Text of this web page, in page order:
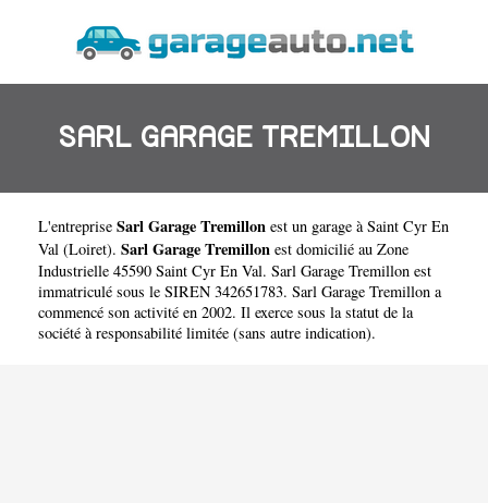
SARL GARAGE TREMILLON
L'entreprise Sarl Garage Tremillon est un garage à Saint Cyr En
Val (Loiret). Sarl Garage Tremillon est domicilié au Zone
Industrielle 45590 Saint Cyr En Val. Sarl Garage Tremillon est
immatriculé sous le SIREN 342651783. Sarl Garage Tremillon a
commencé son activité en 2002. Il exerce sous la statut de la
société à responsabilité limitée (sans autre indication).